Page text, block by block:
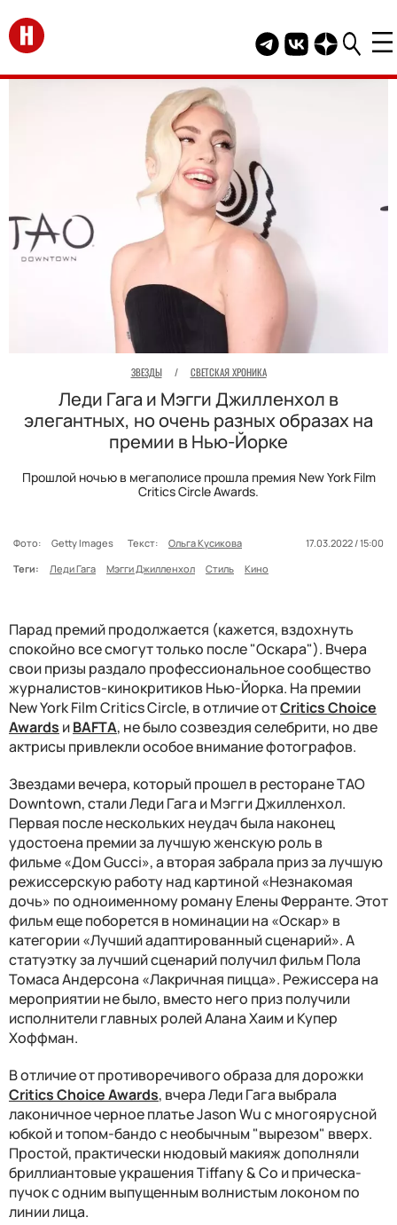
Перейти на главную
Telegram канал
Группа HELLO
Канал
ЗВЕЗДЫ / СВЕТСКАЯ ХРОНИКА
Леди Гага и Мэгги Джилленхол в
элегантных, но очень разных образах на
премии в Нью-Йорке
Прошлой ночью в мегаполисе прошла премия New York Film
Critics Circle Awards.
Фото: Getty Images Текст: Ольга Кусикова
17.03.2022 / 15:00
Теги:
Леди Гага Мэгги Джилленхол Стиль Кино
Парад премий продолжается (кажется, вздохнуть
спокойно все смогут только после "Оскара"). Вчера
свои призы раздало профессиональное сообщество
журналистов-кинокритиков Нью-Йорка. На премии
New York Film Critics Circle, в отличие отCritics Choice
Awards иBAFTA, не было созвездия селебрити, но две
актрисы привлекли особое внимание фотографов.
Звездами вечера, который прошел в ресторане TAO
Downtown, стали Леди Гага и Мэгги Джилленхол.
Первая после нескольких неудач была наконец
удостоена премии за лучшую женскую роль в
фильме «Дом Gucci», а вторая забрала приз за лучшую
режиссерскую работу над картиной «Незнакомая
дочь» по одноименному роману Елены Ферранте. Этот
фильм еще поборется в номинации на «Оскар» в
категории «Лучший адаптированный сценарий». А
статуэтку за лучший сценарий получил фильм Пола
Томаса Андерсона «Лакричная пицца». Режиссера на
мероприятии не было, вместо него приз получили
исполнители главных ролей Алана Хаим и Купер
Хоффман.
В отличие от противоречивого образа для дорожки
Critics Choice Awards, вчера Леди Гага выбрала
лаконичное черное платье Jason Wu с многоярусной
юбкой и топом-бандо с необычным "вырезом" вверх.
Простой, практически нюдовый макияж дополняли
бриллиантовые украшения Tiffany & Co и прическа-
пучок с одним выпущенным волнистым локоном по
линии лица.